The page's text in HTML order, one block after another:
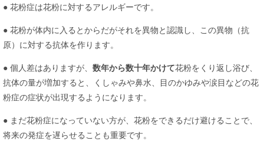
● 花粉症は花粉に対するアレルギーです。
● 花粉が体内に入るとからだがそれを異物と認識し、この異物（抗
原）に対する抗体を作ります。
● 個人差はありますが、 数年から数十年かけて花粉をくり返し浴び、
抗体の量が増加すると、くしゃみや鼻水、目のかゆみや涙目などの花
粉症の症状が出現するようになります。
● まだ花粉症になっていない方が、花粉をできるだけ避けることで、
将来の発症を遅らせることも重要です。